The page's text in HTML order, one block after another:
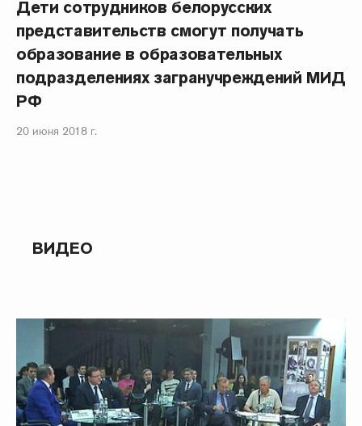
Дети сотрудников белорусских
представительств смогут получать
образование в образовательных
подразделениях загранучреждений МИД
РФ
20 июня 2018 г.
ВИДЕО